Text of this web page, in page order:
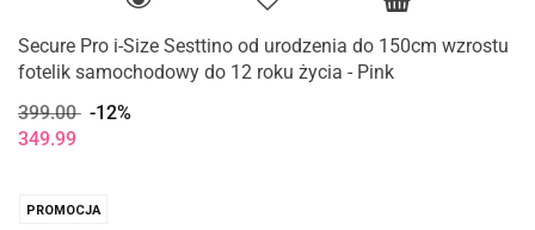
Secure Pro i-Size Sesttino od urodzenia do 150cm wzrostu
fotelik samochodowy do 12 roku życia - Pink
399.00 -12%
349.99
PROMOCJA